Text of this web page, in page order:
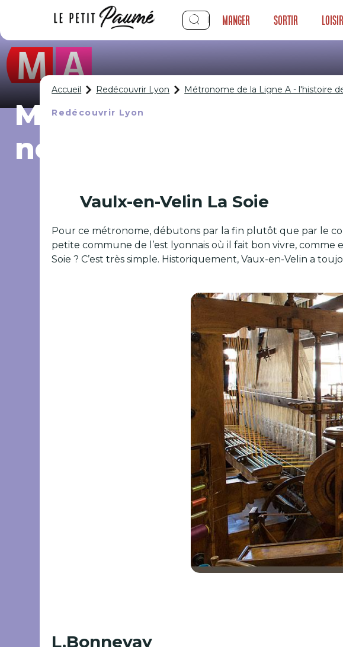
Manger Sortir
Métronome de la
nom des stations de
Accueil Redécouvrir Lyon Métronome de la Ligne A - l'histoire
Redécouvrir Lyon
Vaulx-en-Velin La Soie
Pour ce métronome, débutons par la fin plutôt que par le
petite commune de l’est lyonnais où il fait bon vivre, comme
Soie ? C’est très simple. Historiquement, Vaux-en-Velin a
L.Bonnevay